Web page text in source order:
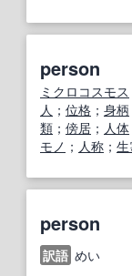
person
ミクロコスモス
人 ； 位格 ； 身柄
類 ； 傍居 ； 人体
モノ ； 人称 ；
person
訳語 めい